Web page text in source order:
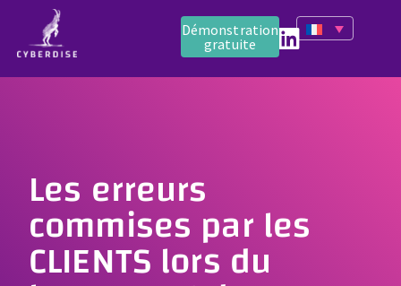
Démonstration
gratuite
Les erreurs
commises par les
CLIENTS lors du